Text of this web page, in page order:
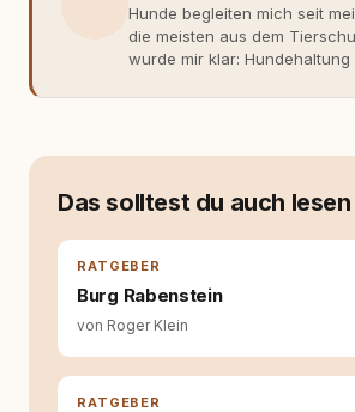
Hunde begleiten mich seit
die meisten aus dem
wurde mir klar:
Fachwissen. Der
moderner Hundeerziehung
entsteht echte Bindung dort,
Wissen ersetzt – nicht
Entwicklung entstand
Hundehalter:innen in
und der Schweiz. Meine
Tierschutz beginnt mit
Hund versteht, trifft bessere
Das solltest du auch lesen
RATGEBER
Burg Rabenstein
von Roger Klein
RATGEBER